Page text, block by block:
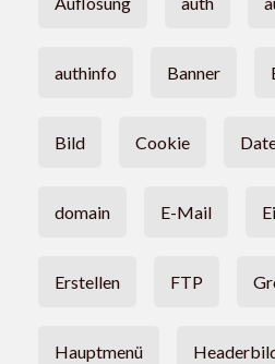
authinfo Banner
Bild Cookie
domain E-Mail
Erstellen FTP
Hauptmenü